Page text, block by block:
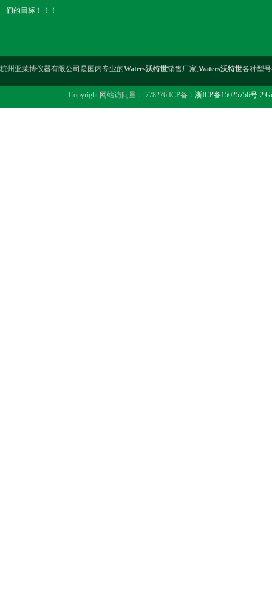
们的目标！！！
杭州亚莱博仪器有限公司是国内专业的Waters沃特世销售厂家,Waters沃特世各种型
Copyright 网站访问量： 778276 ICP备： 浙ICP备15025756号-2